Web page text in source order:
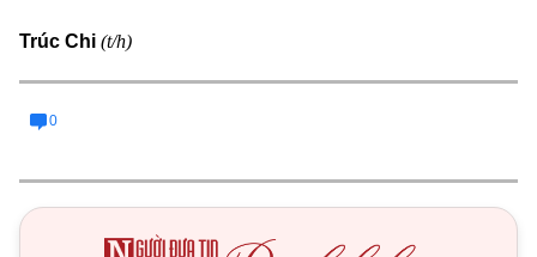
Trúc Chi (t/h)
0